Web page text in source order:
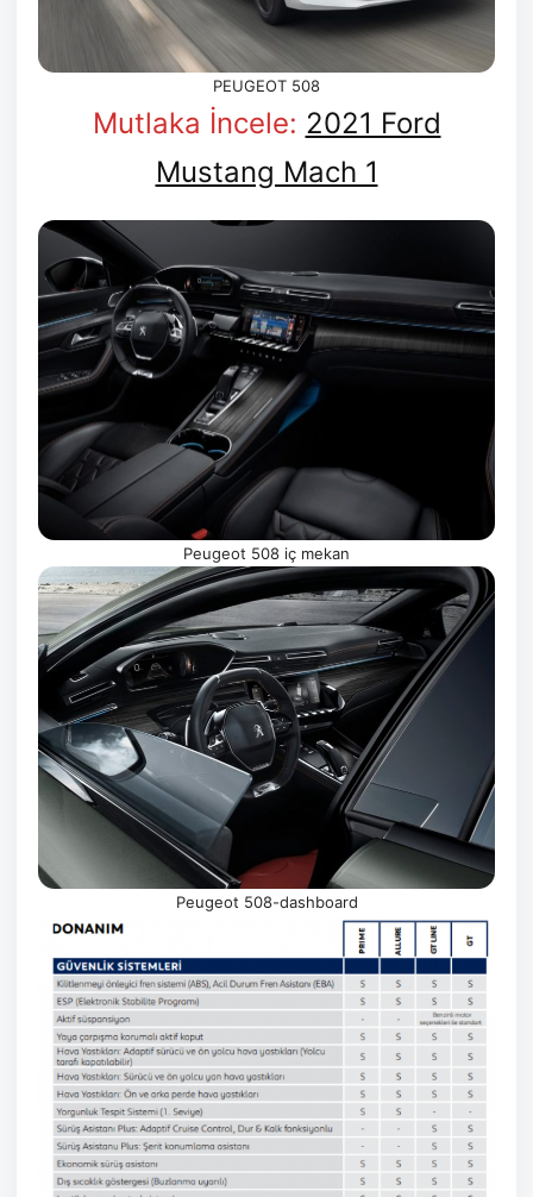
PEUGEOT 508
Mutlaka İncele: 2021 Ford
Mustang Mach 1
Peugeot 508 iç mekan
Peugeot 508-dashboard